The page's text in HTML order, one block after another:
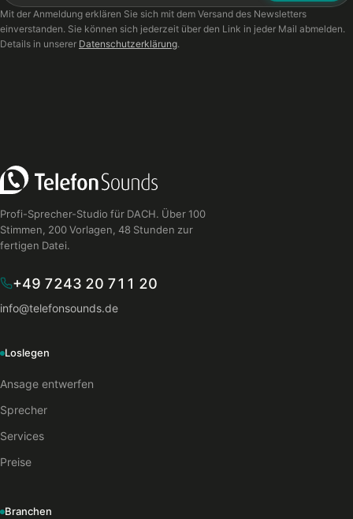
Mit der Anmeldung erklären Sie sich mit dem Versand des Newsletters
einverstanden. Sie können sich jederzeit über den Link in jeder Mail abmelden.
Details in unserer Datenschutzerklärung.
Profi-Sprecher-Studio für DACH. Über 100
Stimmen, 200 Vorlagen, 48 Stunden zur
fertigen Datei.
+49 7243 20 711 20
info@telefonsounds.de
Loslegen
Ansage entwerfen
Sprecher
Services
Preise
Branchen